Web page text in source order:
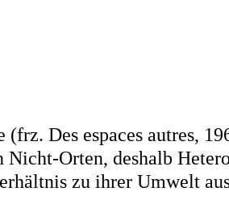
Des espaces autres,
Orten, deshalb
zu ihrer Umwelt